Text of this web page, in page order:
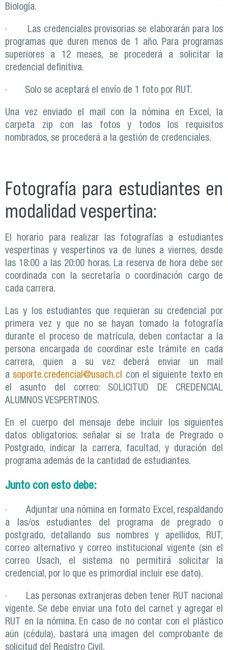
Biología.
· Las credenciales provisorias se elaborarán para los
programas que duren menos de 1 año. Para programas
superiores a 12 meses, se procederá a solicitar la
credencial definitiva.
· Solo se aceptará el envío de 1 foto por RUT.
Una vez enviado el mail con la nómina en Excel, la
carpeta zip con las fotos y todos los requisitos
nombrados, se procederá a la gestión de credenciales.
Fotografía para estudiantes en
modalidad vespertina:
El horario para realizar las fotografías a estudiantes
vespertinas y vespertinos va de lunes a viernes, desde
las 18:00 a las 20:00 horas. La reserva de hora debe ser
coordinada con la secretaría o coordinación cargo de
cada carrera.
Las y los estudiantes que requieran su credencial por
primera vez y que no se hayan tomado la fotografía
durante el proceso de matrícula, deben contactar a la
persona encargada de coordinar este trámite en cada
carrera, quien a su vez deberá enviar un mail
asoporte.credencial@usach.cl con el siguiente texto en
el asunto del correo: SOLICITUD DE CREDENCIAL
ALUMNOS VESPERTINOS.
En el cuerpo del mensaje debe incluir los siguientes
datos obligatorios: señalar si se trata de Pregrado o
Postgrado, indicar la carrera, facultad, y duración del
programa además de la cantidad de estudiantes.
Junto con esto debe:
· Adjuntar una nómina en formato Excel, respaldando
a las/os estudiantes del programa de pregrado o
postgrado, detallando sus nombres y apellidos, RUT,
correo alternativo y correo institucional vigente (sin el
correo Usach, el sistema no permitirá solicitar la
credencial, por lo que es primordial incluir ese dato).
· Las personas extranjeras deben tener RUT nacional
vigente. Se debe enviar una foto del carnet y agregar el
RUT en la nómina. En caso de no contar con el plástico
aún (cédula), bastará una imagen del comprobante de
solicitud del Registro Civil.